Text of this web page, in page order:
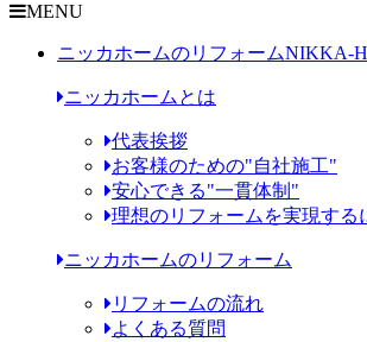
MENU
ニッカホームのリフォームNIKKA-
ニッカホームとは
代表挨拶
お客様のための"自社施工"
安心できる"一貫体制"
理想のリフォームを実現する
ニッカホームのリフォーム
リフォームの流れ
よくある質問